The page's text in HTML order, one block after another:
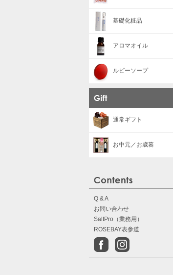
基礎化粧品
アロマオイル
ルビーソープ
通常ギフト
お中元／お歳暮
Q & A
お問い合わせ
SaltPro（業務用）
ROSEBAY表参道